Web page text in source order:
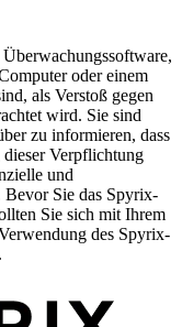
oder einem
als Verstoß gegen
wird. Sie sind
zu informieren, dass
Verpflichtung
und
Bevor Sie das Spyrix-
Sie sich mit Ihrem
des Spyrix-